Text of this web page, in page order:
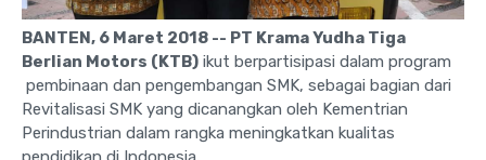
BANTEN, 6 Maret 2018 -- PT Krama Yudha Tiga
Berlian Motors (KTB) ikut berpartisipasi dalam program
pembinaan dan pengembangan SMK, sebagai bagian dari
Revitalisasi SMK yang dicanangkan oleh Kementrian
Perindustrian dalam rangka meningkatkan kualitas